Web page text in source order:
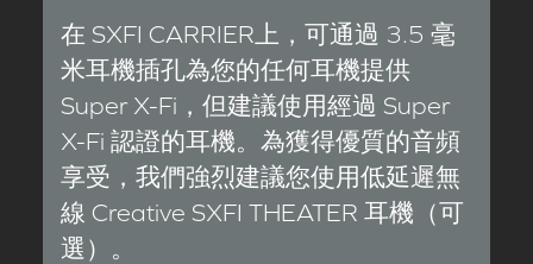
在 SXFI CARRIER上，可通過 3.5 毫
米耳機插孔為您的任何耳機提供
Super X-Fi，但建議使用經過 Super
X-Fi 認證的耳機。為獲得優質的音頻
享受，我們強烈建議您使用低延遲無
線 Creative SXFI THEATER 耳機（可
選）。